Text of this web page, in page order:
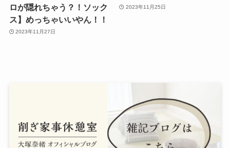
ロが隠れちゃう？！ソック
ス】めっちゃいいやん！！
2023年11月27日
2023年11月25日